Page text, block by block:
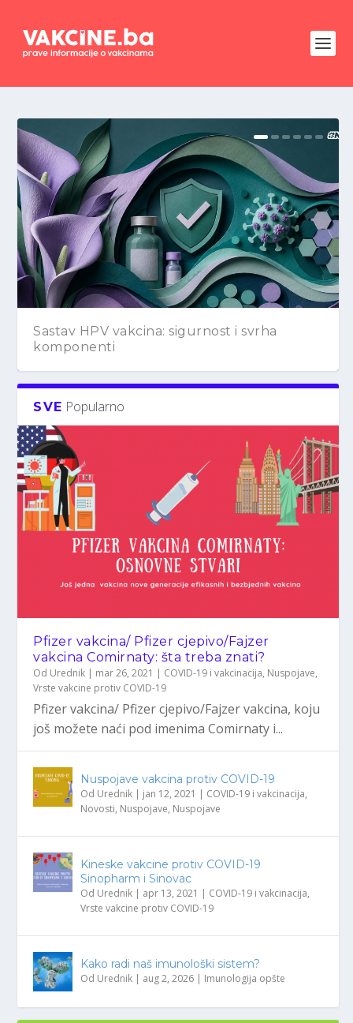
Sastav HPV vakcina: sigurnost i svrha
komponenti
HPV vakcina spašava živote: u Engleskoj
Istraživači su pregledali preko stotinu
HPV vakcine su efikasne u sprječavanju
Jesu li stare vakcine bile bolje? Nauka kaže
HPV vakcina povezana sa smanjenjem
SVE Popularno
Pfizer vakcina/ Pfizer cjepivo/Fajzer
vakcina Comirnaty: šta treba znati?
Od Urednik | mar 26, 2021 | COVID-19 i vakcinacija, Nuspojave,
Vrste vakcine protiv COVID-19
Pfizer vakcina/ Pfizer cjepivo/Fajzer vakcina, koju
još možete naći pod imenima Comirnaty i...
Nuspojave vakcina protiv COVID-19
Od Urednik | jan 12, 2021 | COVID-19 i vakcinacija,
Novosti, Nuspojave, Nuspojave
Kineske vakcine protiv COVID-19
Sinopharm i Sinovac
Od Urednik | apr 13, 2021 | COVID-19 i vakcinacija,
Vrste vakcine protiv COVID-19
Kako radi naš imunološki sistem?
Od Urednik | aug 2, 2026 | Imunologija opšte